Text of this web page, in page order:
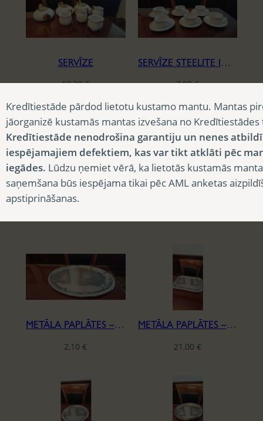
SERVĪZE
18,38€
SERVĪZE STEELITE INTERNATIONAL, SĒRIJA SPYRO
7,88€
METĀLA PAPLĀTES – KOMPLEKTS, OVĀLAS
2,10€
METĀLA PAPLĀTES – KOMPLEKTS, ČETRKANTĪGAS
21,00 €
Kredītiestāde pārdod lietotu kustamo mantu. Mantas
jāorganizē kustamās mantas izvešana no
Kredītiestāde nenodrošina garantiju un nenes
iespējamajiem defektiem, kas var tikt atklāti pēc
iegādes. Lūdzu ņemiet vērā, ka lietotās kustamās
saņemšana būs iespējama tikai pēc AML anketas
apstiprināšanas.